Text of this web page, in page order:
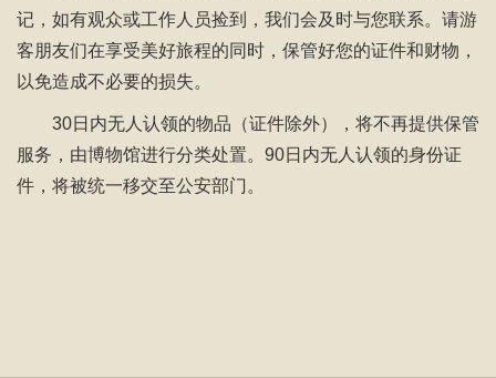
记，如有观众或工作人员捡到，我们会及时与您联系。请游
客朋友们在享受美好旅程的同时，保管好您的证件和财物，
以免造成不必要的损失。
30日内无人认领的物品（证件除外），将不再提供保管
服务，由博物馆进行分类处置。90日内无人认领的身份证
件，将被统一移交至公安部门。